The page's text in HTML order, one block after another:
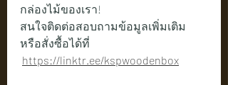
กล่องไม้ของเรา!
สนใจติดต่อสอบถามข้อมูลเพิ่มเติม
หรือสั่งซื้อได้ที่
https://linktr.ee/kspwoodenbox